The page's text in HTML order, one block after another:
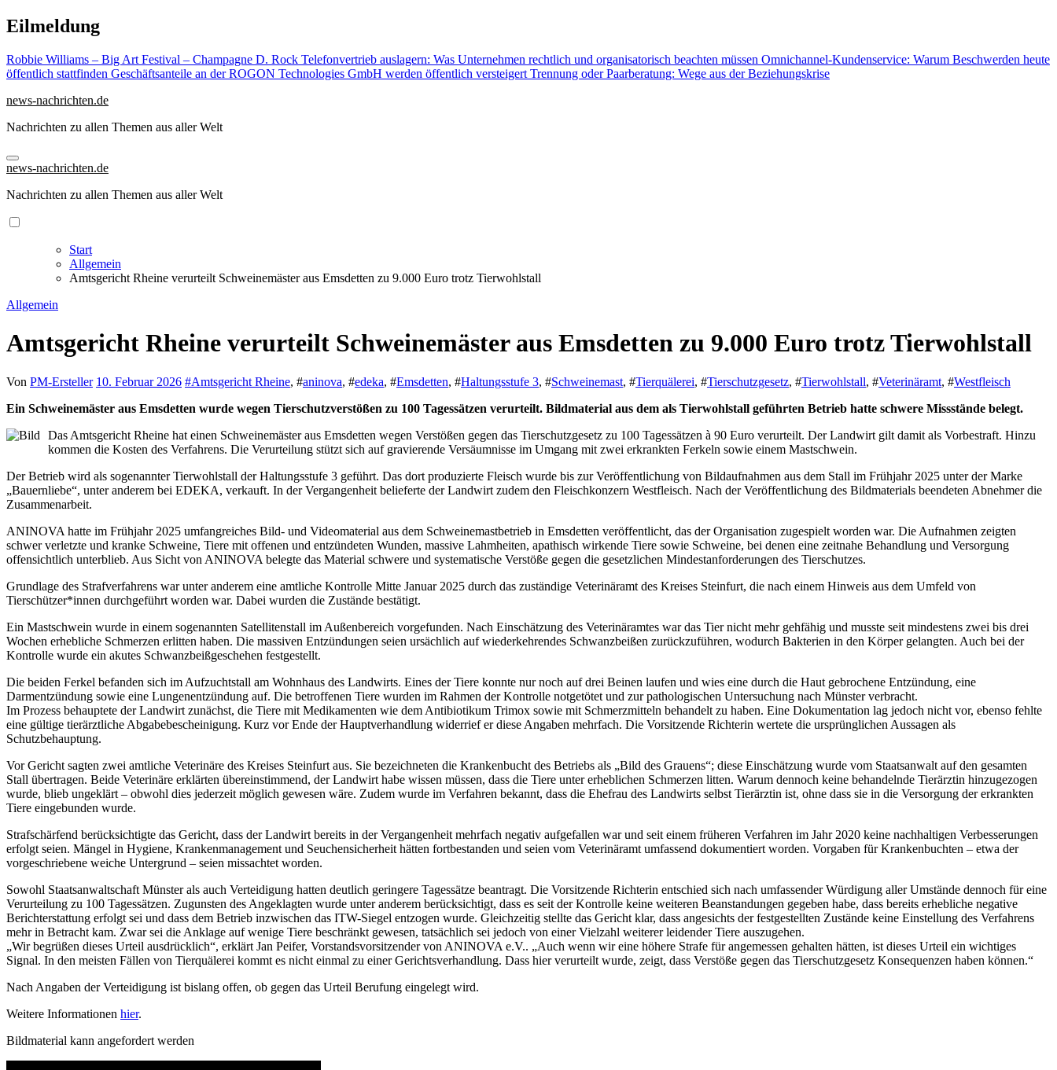
Zu
Inhalten
Eilmeldung
Robbie Williams – Big Art Festival – Champagne D. Rock Telefonvertrieb auslagern: Was Unternehmen rechtlich und organisatorisch beachten müssen Omnichannel-Kundenservice: Warum Beschwerden heute
öffentlich stattfinden Geschäftsanteile an der ROGON Technologies GmbH werden öffentlich versteigert Trennung oder Paarberatung: Wege aus der Beziehungskrise
news-nachrichten.de
Nachrichten zu allen Themen aus aller Welt
news-nachrichten.de
Nachrichten zu allen Themen aus aller Welt
Start
Allgemein
Amtsgericht Rheine verurteilt Schweinemäster aus Emsdetten zu 9.000 Euro trotz Tierwohlstall
Allgemein
Amtsgericht Rheine verurteilt Schweinemäster aus Emsdetten zu 9.000 Euro trotz Tierwohlstall
Von PM-Ersteller 10. Februar 2026 #Amtsgericht Rheine, #aninova, #edeka, #Emsdetten, #Haltungsstufe 3, #Schweinemast, #Tierquälerei, #Tierschutzgesetz, #Tierwohlstall, #Veterinäramt, #Westfleisch
Ein Schweinemäster aus Emsdetten wurde wegen Tierschutzverstößen zu 100 Tagessätzen verurteilt. Bildmaterial aus dem als Tierwohlstall geführten Betrieb hatte schwere Missstände belegt.
Das Amtsgericht Rheine hat einen Schweinemäster aus Emsdetten wegen Verstößen gegen das Tierschutzgesetz zu 100 Tagessätzen à 90 Euro verurteilt. Der Landwirt gilt damit als Vorbestraft. Hinzu
kommen die Kosten des Verfahrens. Die Verurteilung stützt sich auf gravierende Versäumnisse im Umgang mit zwei erkrankten Ferkeln sowie einem Mastschwein.
Der Betrieb wird als sogenannter Tierwohlstall der Haltungsstufe 3 geführt. Das dort produzierte Fleisch wurde bis zur Veröffentlichung von Bildaufnahmen aus dem Stall im Frühjahr 2025 unter der Marke
„Bauernliebe“, unter anderem bei EDEKA, verkauft. In der Vergangenheit belieferte der Landwirt zudem den Fleischkonzern Westfleisch. Nach der Veröffentlichung des Bildmaterials beendeten Abnehmer die
Zusammenarbeit.
ANINOVA hatte im Frühjahr 2025 umfangreiches Bild- und Videomaterial aus dem Schweinemastbetrieb in Emsdetten veröffentlicht, das der Organisation zugespielt worden war. Die Aufnahmen zeigten
schwer verletzte und kranke Schweine, Tiere mit offenen und entzündeten Wunden, massive Lahmheiten, apathisch wirkende Tiere sowie Schweine, bei denen eine zeitnahe Behandlung und Versorgung
offensichtlich unterblieb. Aus Sicht von ANINOVA belegte das Material schwere und systematische Verstöße gegen die gesetzlichen Mindestanforderungen des Tierschutzes.
Grundlage des Strafverfahrens war unter anderem eine amtliche Kontrolle Mitte Januar 2025 durch das zuständige Veterinäramt des Kreises Steinfurt, die nach einem Hinweis aus dem Umfeld von
Tierschützer*innen durchgeführt worden war. Dabei wurden die Zustände bestätigt.
Ein Mastschwein wurde in einem sogenannten Satellitenstall im Außenbereich vorgefunden. Nach Einschätzung des Veterinäramtes war das Tier nicht mehr gehfähig und musste seit mindestens zwei bis drei
Wochen erhebliche Schmerzen erlitten haben. Die massiven Entzündungen seien ursächlich auf wiederkehrendes Schwanzbeißen zurückzuführen, wodurch Bakterien in den Körper gelangten. Auch bei der
Kontrolle wurde ein akutes Schwanzbeißgeschehen festgestellt.
Die beiden Ferkel befanden sich im Aufzuchtstall am Wohnhaus des Landwirts. Eines der Tiere konnte nur noch auf drei Beinen laufen und wies eine durch die Haut gebrochene Entzündung, eine
Darmentzündung sowie eine Lungenentzündung auf. Die betroffenen Tiere wurden im Rahmen der Kontrolle notgetötet und zur pathologischen Untersuchung nach Münster verbracht.
Im Prozess behauptete der Landwirt zunächst, die Tiere mit Medikamenten wie dem Antibiotikum Trimox sowie mit Schmerzmitteln behandelt zu haben. Eine Dokumentation lag jedoch nicht vor, ebenso fehlte
eine gültige tierärztliche Abgabebescheinigung. Kurz vor Ende der Hauptverhandlung widerrief er diese Angaben mehrfach. Die Vorsitzende Richterin wertete die ursprünglichen Aussagen als
Schutzbehauptung.
Vor Gericht sagten zwei amtliche Veterinäre des Kreises Steinfurt aus. Sie bezeichneten die Krankenbucht des Betriebs als „Bild des Grauens“; diese Einschätzung wurde vom Staatsanwalt auf den gesamten
Stall übertragen. Beide Veterinäre erklärten übereinstimmend, der Landwirt habe wissen müssen, dass die Tiere unter erheblichen Schmerzen litten. Warum dennoch keine behandelnde Tierärztin hinzugezogen
wurde, blieb ungeklärt – obwohl dies jederzeit möglich gewesen wäre. Zudem wurde im Verfahren bekannt, dass die Ehefrau des Landwirts selbst Tierärztin ist, ohne dass sie in die Versorgung der erkrankten
Tiere eingebunden wurde.
Strafschärfend berücksichtigte das Gericht, dass der Landwirt bereits in der Vergangenheit mehrfach negativ aufgefallen war und seit einem früheren Verfahren im Jahr 2020 keine nachhaltigen Verbesserungen
erfolgt seien. Mängel in Hygiene, Krankenmanagement und Seuchensicherheit hätten fortbestanden und seien vom Veterinäramt umfassend dokumentiert worden. Vorgaben für Krankenbuchten – etwa der
vorgeschriebene weiche Untergrund – seien missachtet worden.
Sowohl Staatsanwaltschaft Münster als auch Verteidigung hatten deutlich geringere Tagessätze beantragt. Die Vorsitzende Richterin entschied sich nach umfassender Würdigung aller Umstände dennoch für eine
Verurteilung zu 100 Tagessätzen. Zugunsten des Angeklagten wurde unter anderem berücksichtigt, dass es seit der Kontrolle keine weiteren Beanstandungen gegeben habe, dass bereits erhebliche negative
Berichterstattung erfolgt sei und dass dem Betrieb inzwischen das ITW-Siegel entzogen wurde. Gleichzeitig stellte das Gericht klar, dass angesichts der festgestellten Zustände keine Einstellung des Verfahrens
mehr in Betracht kam. Zwar sei die Anklage auf wenige Tiere beschränkt gewesen, tatsächlich sei jedoch von einer Vielzahl weiterer leidender Tiere auszugehen.
„Wir begrüßen dieses Urteil ausdrücklich“, erklärt Jan Peifer, Vorstandsvorsitzender von ANINOVA e.V.. „Auch wenn wir eine höhere Strafe für angemessen gehalten hätten, ist dieses Urteil ein wichtiges
Signal. In den meisten Fällen von Tierquälerei kommt es nicht einmal zu einer Gerichtsverhandlung. Dass hier verurteilt wurde, zeigt, dass Verstöße gegen das Tierschutzgesetz Konsequenzen haben können.“
Nach Angaben der Verteidigung ist bislang offen, ob gegen das Urteil Berufung eingelegt wird.
Weitere Informationen hier.
Bildmaterial kann angefordert werden